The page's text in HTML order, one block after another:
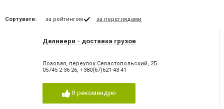
Сортувати: за рейтингом за переглядами
Деливери - доставка грузов
Лозовая, переулок Севастопольский, 2Б
05745-2-36-26, +380(67)621-43-41
Я рекомендую